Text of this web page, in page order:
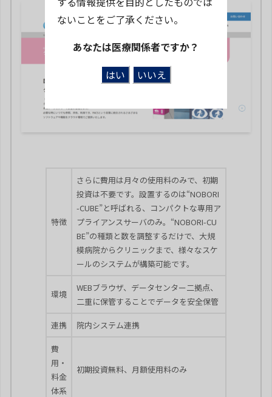
特徴
さらに費用は月々の使用料のみで、初期
投資は不要です。設置するのは“NOBORI
-CUBE”と呼ばれる、コンパクトな専用ア
プライアンスサーバのみ。“NOBORI-CU
BE”の種類と数を調整するだけで、大規
模病院からクリニックまで、様々なスケ
ールのシステムが構築可能です。
環境
WEBブラウザ、データセンター二拠点、
二重に保管することでデータを安全保管
連携 院内システム連携
費
用・
料金
体系
初期投資無料、月額使用料のみ
ないことをご了承ください。
あなたは医療関係者ですか？